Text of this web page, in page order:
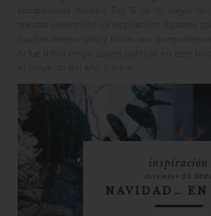
inspiración
december 25 2024
NAVIDAD… EN